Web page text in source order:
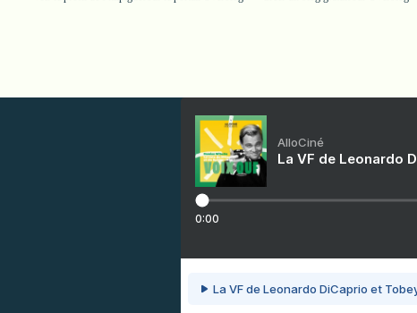
AlloCiné
La VF de Leonardo
0:00
La VF de Leonardo DiCaprio et